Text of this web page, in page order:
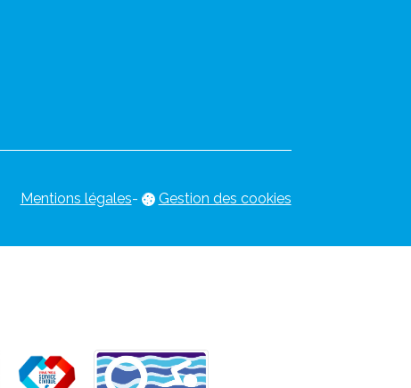
Mentions légales- Gestion des cookies